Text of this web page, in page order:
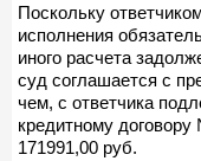
Поскольку
исполнения
иного расчета
суд соглашается с
чем, с ответчика
кредитному
171991,00 руб.